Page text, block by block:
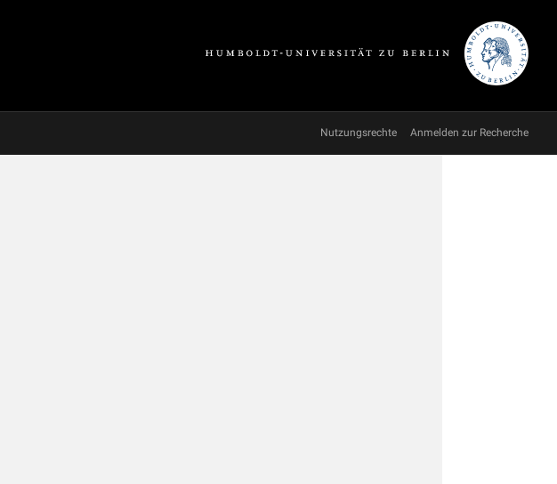
Nutzungsrechte Anmelden zur Recherche